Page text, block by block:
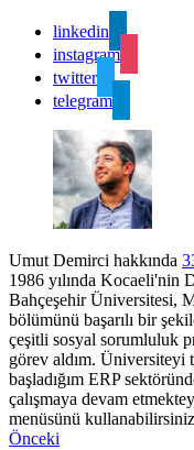
linkedin
instagram
twitter
telegram
Umut Demirci hakkında
1986 yılında Kocaeli'nin
Bahçeşehir Üniversitesi,
bölümünü başarılı bir
çeşitli sosyal sorumluluk
görev aldım. Üniversiteyi
başladığım ERP
çalışmaya devam
menüsünü
Önceki